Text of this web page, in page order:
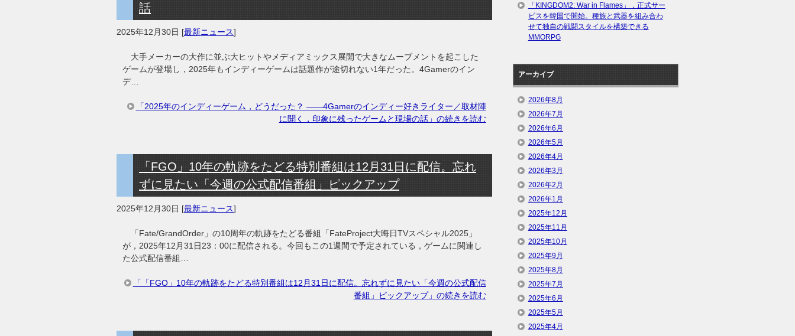
話
2025年12月30日 [最新ニュース]
大手メーカーの大作に並ぶ大ヒットやメディアミックス展開で大きなムーブメントを起こした
ゲームが登場し，2025年もインディーゲームは話題作が途切れない1年だった。4Gamerのイン
デ…
「2025年のインディーゲーム，どうだった？ ――4Gamerのインディー好きライター／取材陣
に聞く，印象に残ったゲームと現場の話」の続きを読む
「FGO」10年の軌跡をたどる特別番組は12月31日に配信。忘れ
ずに見たい「今週の公式配信番組」ピックアップ
2025年12月30日 [最新ニュース]
「Fate/GrandOrder」の10周年の軌跡をたどる番組「FateProject大晦日TVスペシャル2025」
が，2025年12月31日23：00に配信される。今回もこの1週間で予定されている，ゲームに関連し
た公式配信番組…
「「FGO」10年の軌跡をたどる特別番組は12月31日に配信。忘れずに見たい「今週の公式配信
番組」ピックアップ」の続きを読む
「KINGDOM2: War in Flames」，正式サー
ビスを韓国で開始。種族と武器を組み合わ
せて独自の戦闘スタイルを構築できる
MMORPG
アーカイブ
2026年8月
2026年7月
2026年6月
2026年5月
2026年4月
2026年3月
2026年2月
2026年1月
2025年12月
2025年11月
2025年10月
2025年9月
2025年8月
2025年7月
2025年6月
2025年5月
2025年4月